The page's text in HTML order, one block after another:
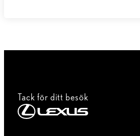
Tack för ditt besök